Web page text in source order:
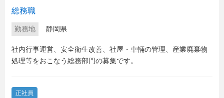
総務職
勤務地 静岡県
社内行事運営、安全衛生改善、社屋・車輛の管理、産業廃棄物
処理等をおこなう総務部門の募集です。
正社員